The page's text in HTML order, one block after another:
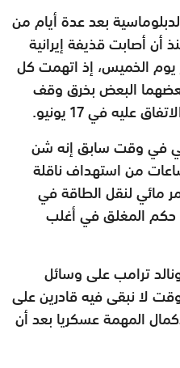
بعد عدة أيام من
أن أصابت قذيفة إيرانية
الخميس، إذ اتهمت كل
بعضهما البعض بخرق وقف
عليه في 17 يونيو.
في وقت سابق إنه شن
من استهداف ناقلة
لنقل الطاقة في
حكم المغلق في أغلب
ترامب على وسائل
لا نبقى فيه قادرين على
المهمة عسكريا بعد أن